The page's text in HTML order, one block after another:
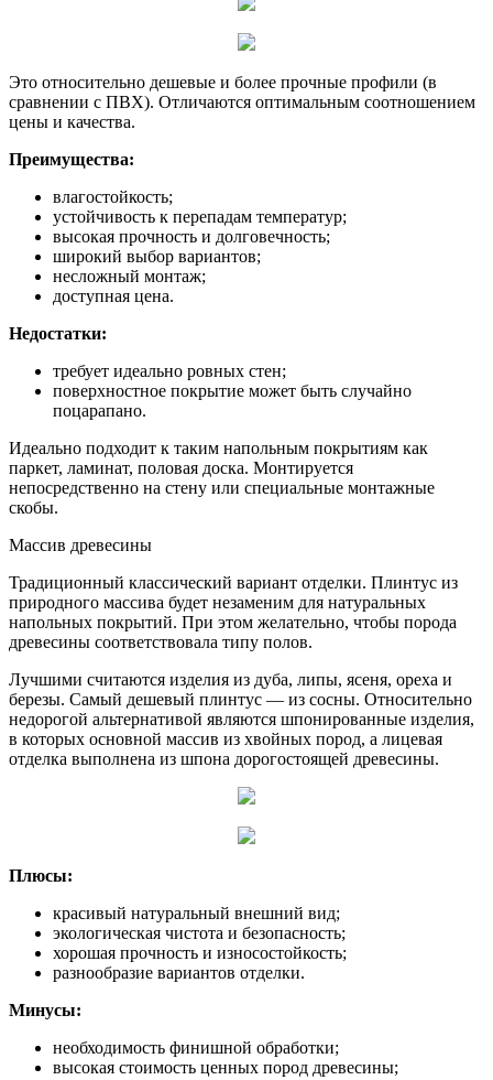
Это относительно дешевые и более прочные профили (в
сравнении с ПВХ). Отличаются оптимальным соотношением
цены и качества.
Преимущества:
влагостойкость;
устойчивость к перепадам температур;
высокая прочность и долговечность;
широкий выбор вариантов;
несложный монтаж;
доступная цена.
Недостатки:
требует идеально ровных стен;
поверхностное покрытие может быть случайно
поцарапано.
Идеально подходит к таким напольным покрытиям как
паркет, ламинат, половая доска. Монтируется
непосредственно на стену или специальные монтажные
скобы.
Массив древесины
Традиционный классический вариант отделки. Плинтус из
природного массива будет незаменим для натуральных
напольных покрытий. При этом желательно, чтобы порода
древесины соответствовала типу полов.
Лучшими считаются изделия из дуба, липы, ясеня, ореха и
березы. Самый дешевый плинтус — из сосны. Относительно
недорогой альтернативой являются шпонированные изделия,
в которых основной массив из хвойных пород, а лицевая
отделка выполнена из шпона дорогостоящей древесины.
Плюсы:
красивый натуральный внешний вид;
экологическая чистота и безопасность;
хорошая прочность и износостойкость;
разнообразие вариантов отделки.
Минусы:
необходимость финишной обработки;
высокая стоимость ценных пород древесины;